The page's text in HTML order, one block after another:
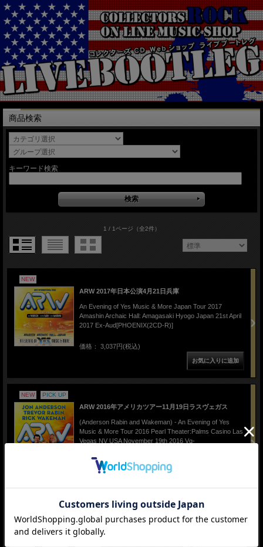
商品検索
キーワード検索
1 / 1ページ （全2件）
NEW
ARW 2017年日本公演4月21日兵庫
An Evening of Yes Music & More Japan Tour 2017
Amashin Archaic Hall: Amagasaki Hyogo Japan 21st April
2017 Ex-Aud[PHOENIX(2CD-R)]
価格： 3,037円(税込)
NEW PICK UP
ARW 2016年アメリカツアー11月19日ラスヴェガス
(Anderson Rabin and Wakeman) - An Evening of Yes
Music & More Tour 2016 Pearl Theater:Palms Casino Las
Vegas NV USA November 19th 2016 Vg-
1 / 1ページ （全2件）